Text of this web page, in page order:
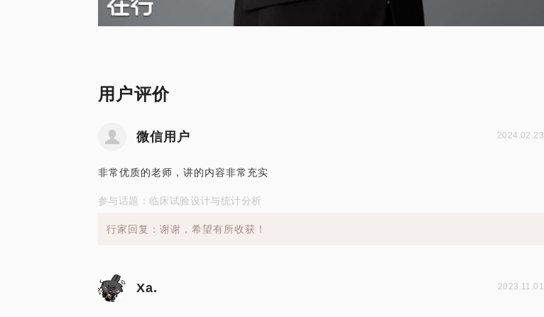
用户评价
微信用户 2024.02.23
非常优质的老师，讲的内容非常充实
参与话题：临床试验设计与统计分析
行家回复：谢谢，希望有所收获！
Xa. 2023.11.01